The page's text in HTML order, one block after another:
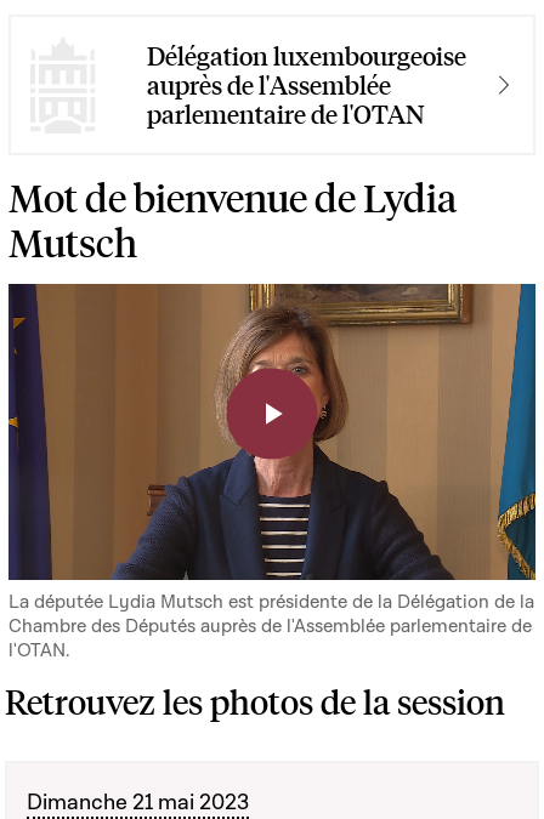
Délégation luxembourgeoise
auprès de l'Assemblée
parlementaire de l'OTAN
Mot de bienvenue de Lydia
Mutsch
Play
Video
La députée Lydia Mutsch est présidente de la Délégation de la
Chambre des Députés auprès de l'Assemblée parlementaire de
l'OTAN.
Retrouvez les photos de la session
Dimanche 21 mai 2023